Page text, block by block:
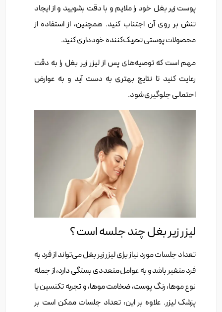
پوست زیر بغل خود را ملایم و با دقت بشویید و از ایجاد
تنش بر روی آن اجتناب کنید. همچنین، از استفاده از
محصولات پوستی تحریک‌کننده خودداری کنید.
مهم است که توصیه‌های پس از لیزر زیر بغل را به دقت
رعایت کنید تا نتایج بهتری به دست آید و به عوارض
احتمالی جلوگیری شود.
لیزر زیر بغل چند جلسه است ؟
تعداد جلسات مورد نیاز برای لیزر زیر بغل می‌تواند از فرد به
فرد متغیر باشد و به عوامل متعددی بستگی دارد، از جمله
نوع موها، رنگ پوست، ضخامت موها، و تجربه تکنسین یا
پزشک لیزر. علاوه بر این، تعداد جلسات ممکن است بر